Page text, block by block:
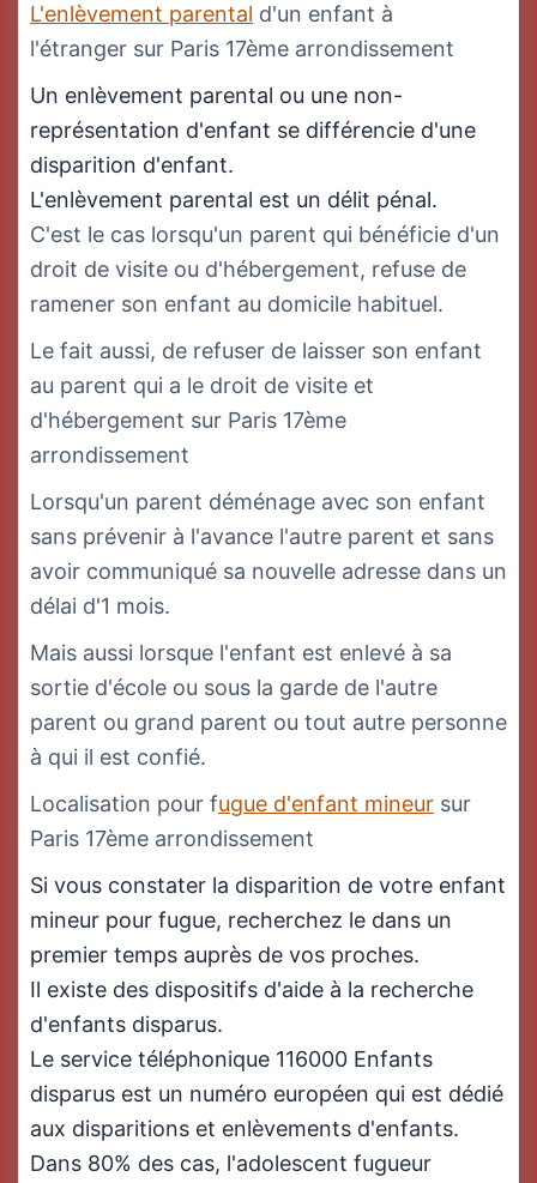
L'enlèvement parental d'un enfant à
l'étranger sur Paris 17ème arrondissement
Un enlèvement parental ou une non-
représentation d'enfant se différencie d'une
disparition d'enfant.
L'enlèvement parental est un délit pénal.
C'est le cas lorsqu'un parent qui bénéficie d'un
droit de visite ou d'hébergement, refuse de
ramener son enfant au domicile habituel.
Le fait aussi, de refuser de laisser son enfant
au parent qui a le droit de visite et
d'hébergement sur Paris 17ème
arrondissement
Lorsqu'un parent déménage avec son enfant
sans prévenir à l'avance l'autre parent et sans
avoir communiqué sa nouvelle adresse dans un
délai d'1 mois.
Mais aussi lorsque l'enfant est enlevé à sa
sortie d'école ou sous la garde de l'autre
parent ou grand parent ou tout autre personne
à qui il est confié.
Localisation pour fugue d'enfant mineur sur
Paris 17ème arrondissement
Si vous constater la disparition de votre enfant
mineur pour fugue, recherchez le dans un
premier temps auprès de vos proches.
Il existe des dispositifs d'aide à la recherche
d'enfants disparus.
Le service téléphonique 116000 Enfants
disparus est un numéro européen qui est dédié
aux disparitions et enlèvements d'enfants.
Dans 80% des cas, l'adolescent fugueur